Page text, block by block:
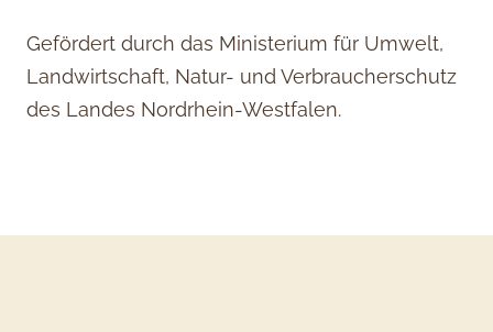
Gefördert durch das Ministerium für Umwelt,
Landwirtschaft, Natur- und Verbraucherschutz
des Landes Nordrhein-Westfalen.